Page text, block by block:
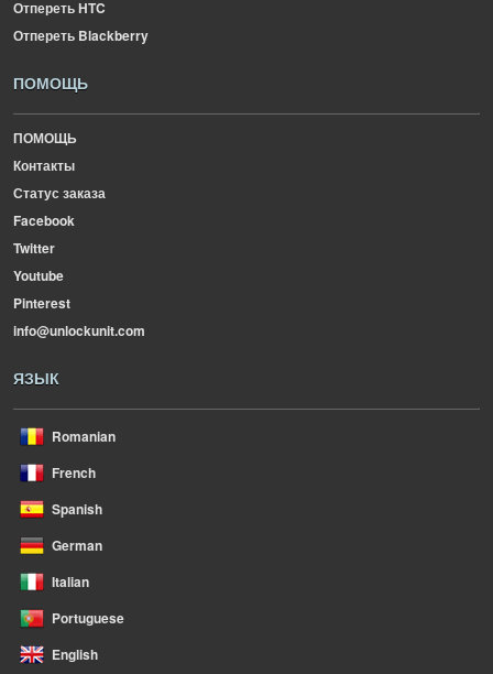
Отпереть HTC
Отпереть Blackberry
ПОМОЩЬ
ПОМОЩЬ
Контакты
Статус заказа
Facebook
Twitter
Youtube
Pinterest
info@unlockunit.com
ЯЗЫК
Romanian
French
Spanish
German
Italian
Portuguese
English